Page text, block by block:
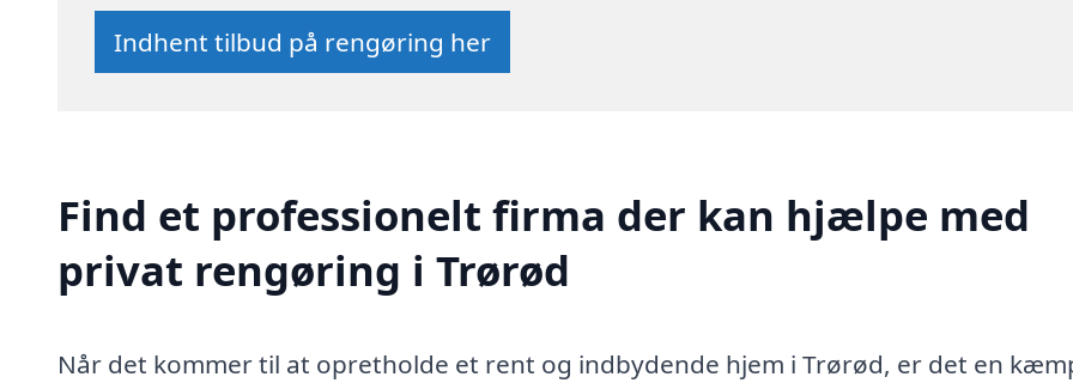
Indhent tilbud på rengøring her
Find et professionelt firma der kan hjælpe med
privat rengøring i Trørød
Når det kommer til at opretholde et rent og indbydende hjem i Trørød, er det en